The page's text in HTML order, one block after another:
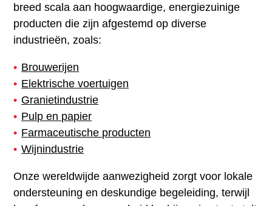
breed scala aan hoogwaardige, energiezuinige
producten die zijn afgestemd op diverse
industrieën, zoals:
Brouwerijen
Elektrische voertuigen
Granietindustrie
Pulp en papier
Farmaceutische producten
Wijnindustrie
Onze wereldwijde aanwezigheid zorgt voor lokale
ondersteuning en deskundige begeleiding, terwijl